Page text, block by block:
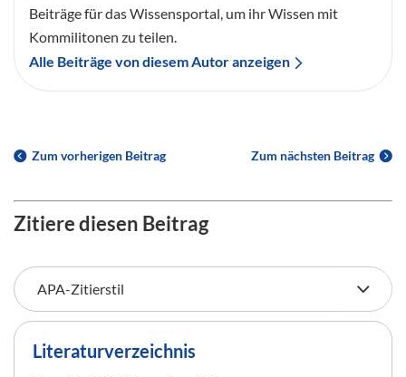
Beiträge für das Wissensportal, um ihr Wissen mit
Kommilitonen zu teilen.
Alle Beiträge von diesem Autor anzeigen
Zum vorherigen Beitrag Zum nächsten Beitrag
Zitiere diesen Beitrag
Literaturverzeichnis